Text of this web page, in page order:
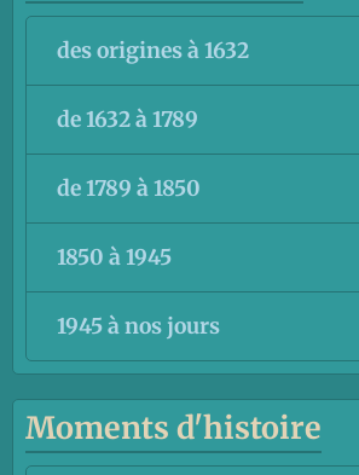
des origines à 1632
de 1632 à 1789
de 1789 à 1850
1850 à 1945
1945 à nos jours
Moments d'histoire